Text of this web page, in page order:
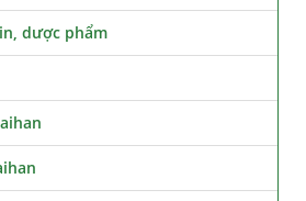
dược phẩm